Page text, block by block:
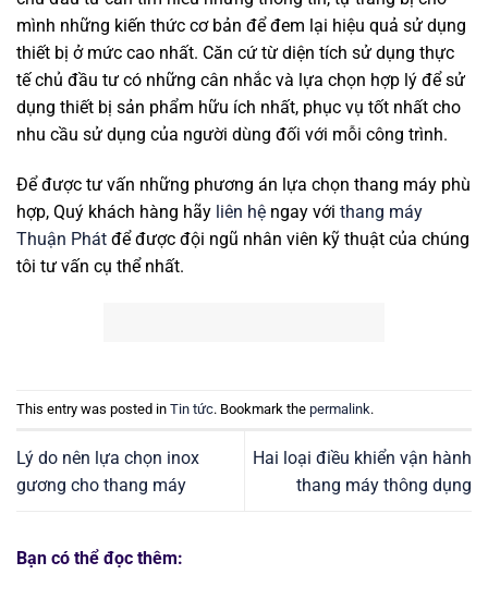
mình những kiến thức cơ bản để đem lại hiệu quả sử dụng
thiết bị ở mức cao nhất. Căn cứ từ diện tích sử dụng thực
tế chủ đầu tư có những cân nhắc và lựa chọn hợp lý để sử
dụng thiết bị sản phẩm hữu ích nhất, phục vụ tốt nhất cho
nhu cầu sử dụng của người dùng đối với mỗi công trình.
Để được tư vấn những phương án lựa chọn thang máy phù
hợp, Quý khách hàng hãy liên hệ ngay với thang máy
Thuận Phát để được đội ngũ nhân viên kỹ thuật của chúng
tôi tư vấn cụ thể nhất.
This entry was posted in Tin tức. Bookmark the permalink.
Lý do nên lựa chọn inox
gương cho thang máy
Hai loại điều khiển vận hành
thang máy thông dụng
Bạn có thể đọc thêm: